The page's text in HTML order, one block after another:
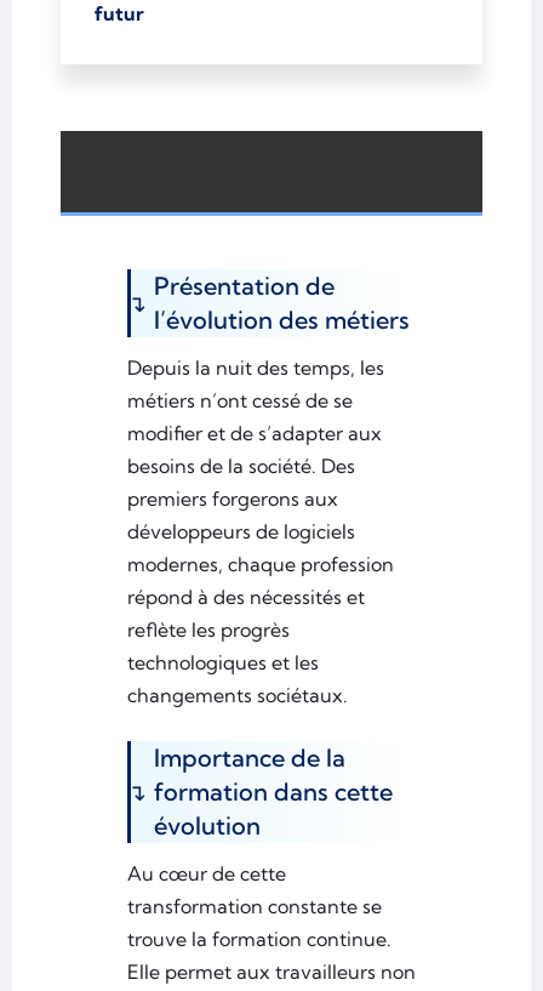
futur
Présentation de
l’évolution des métiers
Depuis la nuit des temps, les
métiers n’ont cessé de se
modifier et de s’adapter aux
besoins de la société. Des
premiers forgerons aux
développeurs de logiciels
modernes, chaque profession
répond à des nécessités et
reflète les progrès
technologiques et les
changements sociétaux.
Importance de la
formation dans cette
évolution
Au cœur de cette
transformation constante se
trouve la formation continue.
Elle permet aux travailleurs non